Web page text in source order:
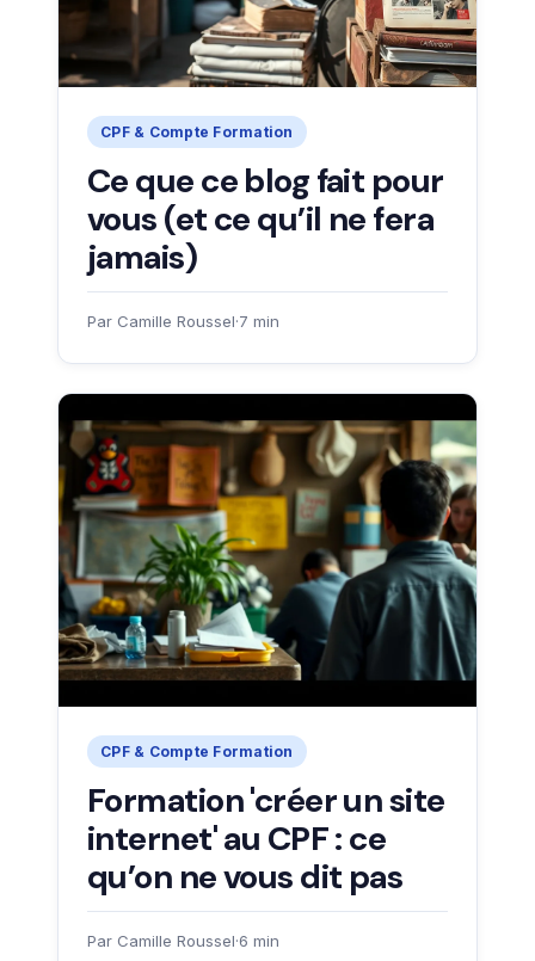
CPF & Compte Formation
Ce que ce blog fait pour
vous (et ce qu’il ne fera
jamais)
Par Camille Roussel·7 min
CPF & Compte Formation
Formation 'créer un site
internet' au CPF : ce
qu’on ne vous dit pas
Par Camille Roussel·6 min